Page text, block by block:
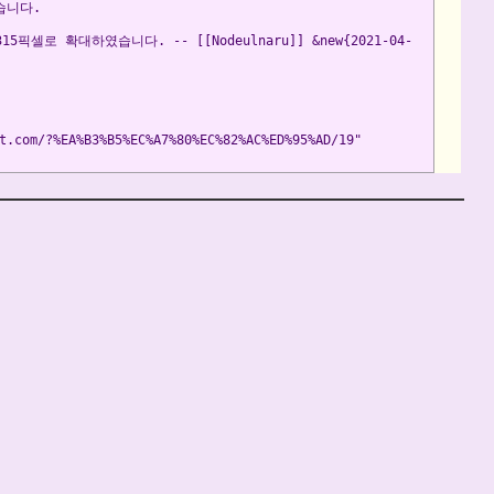
니다.
픽셀로 확대하였습니다. -- [[Nodeulnaru]] &new{2021-04-
19"